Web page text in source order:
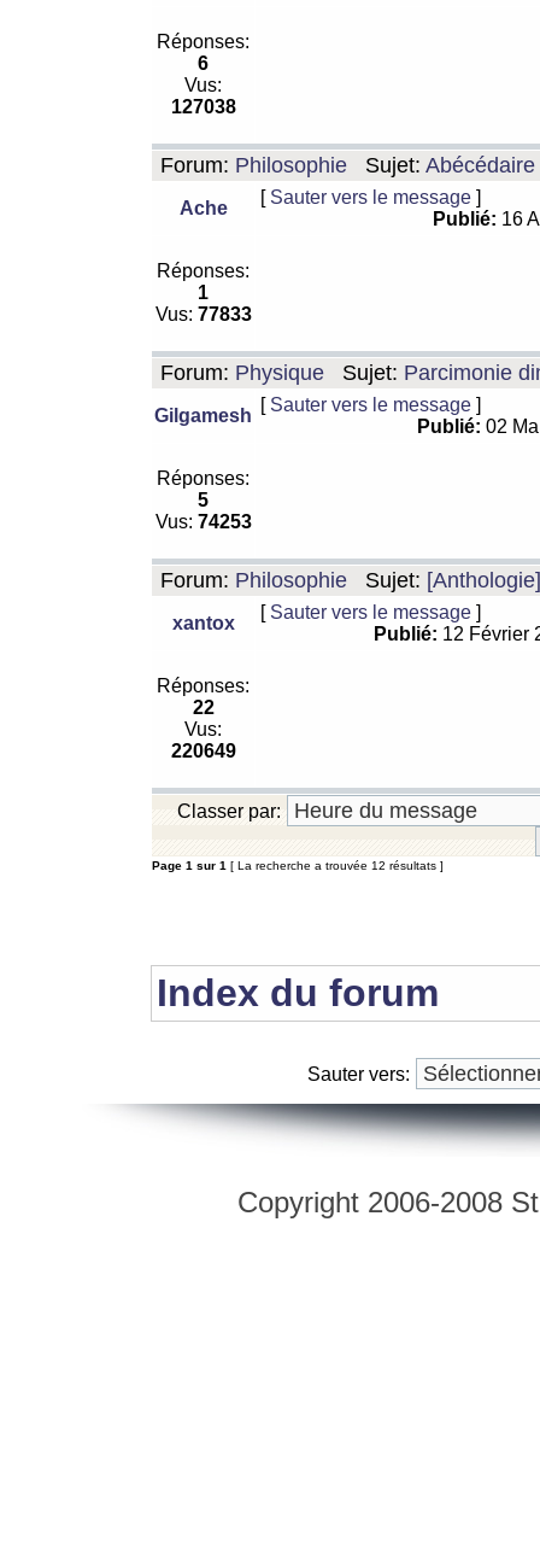
Réponses:
6
Vus:
127038
Forum: Philosophie Sujet: Abécédaire
Ache
[ Sauter vers le message ]
Publié: 16
Réponses:
1
Vus: 77833
Forum: Physique Sujet: Parcimonie
Gilgamesh
[ Sauter vers le message ]
Publié: 02
Réponses:
5
Vus: 74253
Forum: Philosophie Sujet:
xantox
[ Sauter vers le message ]
Publié: 12 Février
Réponses:
22
Vus:
220649
Classer par:
Page 1 sur 1 [ La recherche a trouvée 12 résultats ]
Index du forum
Sauter vers:
Copyright 2006-2008